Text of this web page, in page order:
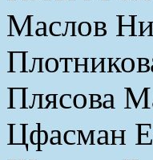
Маслов
Плясова
Цфасман